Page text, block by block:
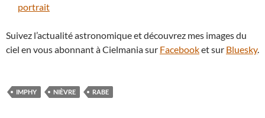
portrait
Suivez l’actualité astronomique et découvrez mes images du
ciel en vous abonnant à Cielmania sur Facebooket sur Bluesky.
IMPHY NIÈVRE RABE